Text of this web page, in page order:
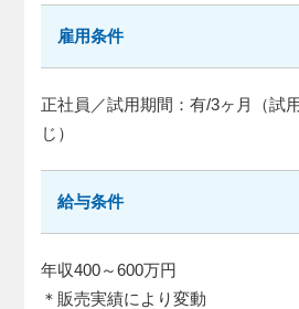
雇用条件
正社員／試用期間：有/3ヶ月（試
じ）
給与条件
年収400～600万円
＊販売実績により変動